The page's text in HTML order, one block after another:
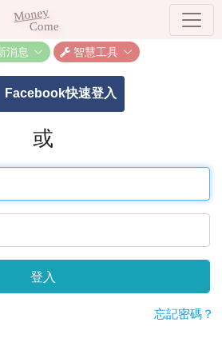
Money
Come
消息 智慧工具
Facebook快速登入
或
登入
忘記密碼？